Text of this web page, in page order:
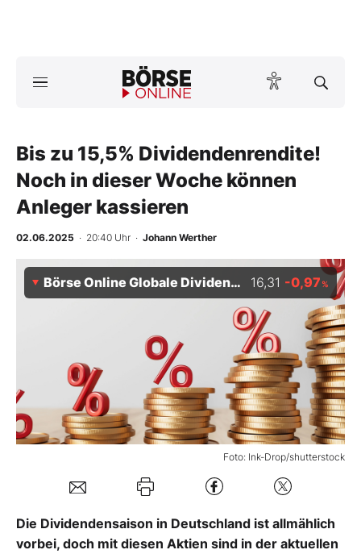
Anlageprodukte
Finanz-Check
Abo & Shop
BO-Musterdepots
Mein Konto
Kontakt
Bis zu 15,5% Dividendenrendite!
Noch in dieser Woche können
Anleger kassieren
02.06.2025 · 20:40 Uhr · Johann Werther
Foto: Ink-Drop/shutterstock
Börse Online Globale Dividenden-Stars Index 16,31 -0,97 %
Die Dividendensaison in Deutschland ist allmählich
vorbei, doch mit diesen Aktien sind in der aktuellen